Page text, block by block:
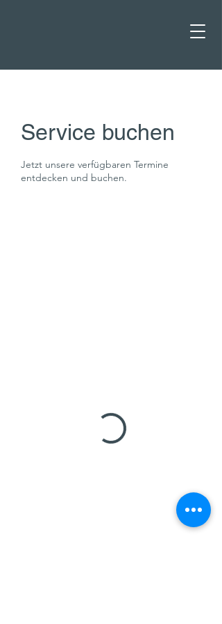
Service buchen
Jetzt unsere verfügbaren Termine
entdecken und buchen.